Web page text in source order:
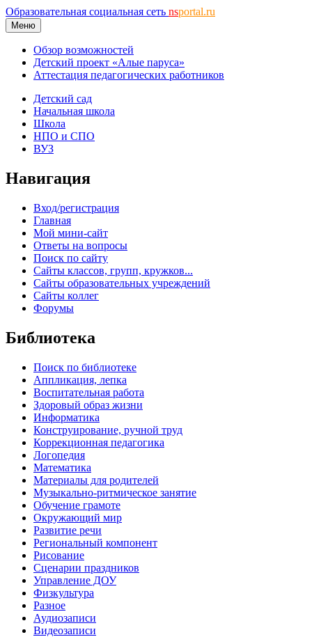
Образовательная социальная сеть nsportal.ru
Меню
Обзор возможностей
Детский проект «Алые паруса»
Аттестация педагогических работников
Детский сад
Начальная школа
Школа
НПО и СПО
ВУЗ
Навигация
Вход/регистрация
Главная
Мой мини-сайт
Ответы на вопросы
Поиск по сайту
Сайты классов, групп, кружков...
Сайты образовательных учреждений
Сайты коллег
Форумы
Библиотека
Поиск по библиотеке
Аппликация, лепка
Воспитательная работа
Здоровый образ жизни
Информатика
Конструирование, ручной труд
Коррекционная педагогика
Логопедия
Математика
Материалы для родителей
Музыкально-ритмическое занятие
Обучение грамоте
Окружающий мир
Развитие речи
Региональный компонент
Рисование
Сценарии праздников
Управление ДОУ
Физкультура
Разное
Аудиозаписи
Видеозаписи